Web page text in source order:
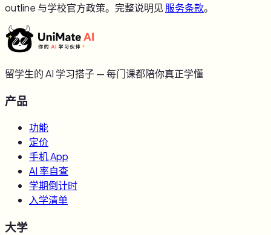
outline 与学校官方政策。完整说明见 服务条款。
留学生的 AI 学习搭子 — 每门课都陪你真正学懂
产品
功能
定价
手机 App
AI 率自查
学期倒计时
入学清单
大学